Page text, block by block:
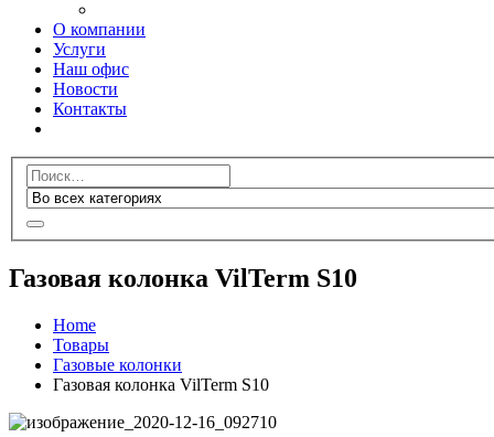
О компании
Услуги
Наш офис
Новости
Контакты
Газовая колонка VilTerm S10
Home
Товары
Газовые колонки
Газовая колонка VilTerm S10